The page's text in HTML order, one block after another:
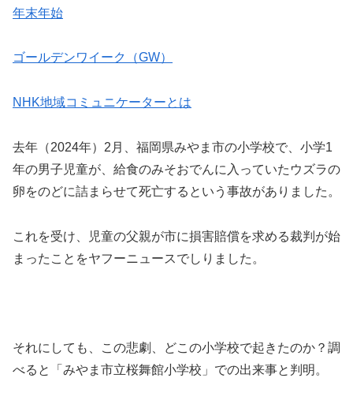
年末年始
ゴールデンワイーク（GW）
NHK地域コミュニケーターとは
去年（2024年）2月、福岡県みやま市の小学校で、小学1
年の男子児童が、給食のみそおでんに入っていたウズラの
卵をのどに詰まらせて死亡するという事故がありました。
これを受け、児童の父親が市に損害賠償を求める裁判が始
まったことをヤフーニュースでしりました。
それにしても、この悲劇、どこの小学校で起きたのか？調
べると「みやま市立桜舞館小学校」での出来事と判明。